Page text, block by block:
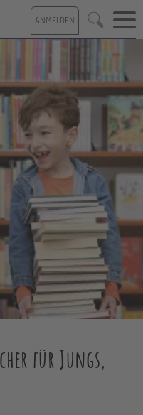
ANMELDEN Suche
für Jungs,